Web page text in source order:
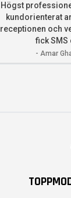
Högst
kundorienterat
receptionen och
fick SMS
- Amar